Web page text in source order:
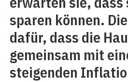
sparen können.
dafür, dass die
gemeinsam mit
steigenden